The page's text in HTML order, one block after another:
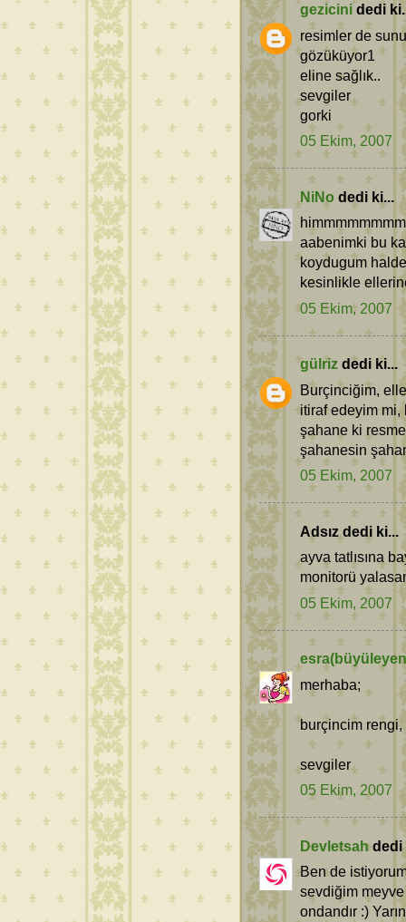
gezicinidedi
resimler de
gözüküyor1
eline sağlık..
sevgiler
gorki
05 Ekim, 2007
NiNo dedi ki...
aabenimki bu
koydugum
kesinlikle
05 Ekim, 2007
gülriz dedi ki...
Burçinciğim,
itiraf edeyim mi,
şahane ki
şahanesin
05 Ekim, 2007
Adsız dedi ki...
ayva tatlısına
monitorü
05 Ekim, 2007
merhaba;
burçincim rengi,
sevgiler
05 Ekim, 2007
Devletsahdedi
Ben de
sevdiğim meyve
ondandır :)